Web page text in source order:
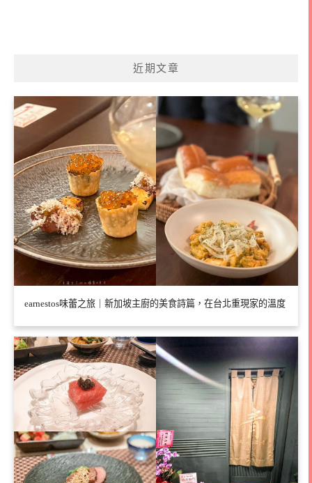
近期文章
earnestos味蕾之旅｜新加坡主廚的美食詩篇，在台北重現家的溫度